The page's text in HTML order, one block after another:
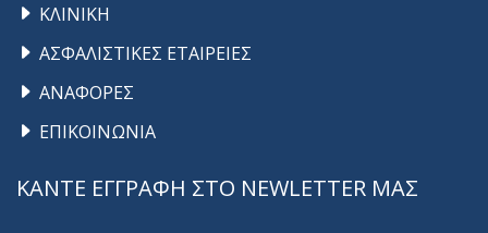
ΚΛΙΝΙΚΗ
ΑΣΦΑΛΙΣΤΙΚΕΣ ΕΤΑΙΡΕΙΕΣ
ΑΝΑΦΟΡΕΣ
ΕΠΙΚΟΙΝΩΝΙΑ
ΚΑΝΤΕ ΕΓΓΡΑΦΗ ΣΤΟ NEWLETTER ΜΑΣ